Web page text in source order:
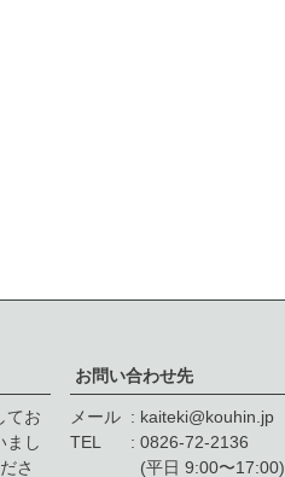
てお
まし
さ
お問い合わせ先
メール
kaiteki@kouhin.jp
TEL
0826-72-2136
(平日 9:00〜17:00)